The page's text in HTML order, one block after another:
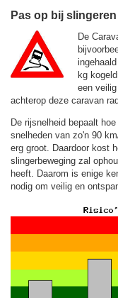
Pas op bij slingeren
De
kg
een
achterop deze caravan
De rijsnelheid bepaalt
snelheden van zo'n 90
erg groot. Daardoor kost
slingerbeweging zal
heeft. Daarom is enige
nodig om veilig en